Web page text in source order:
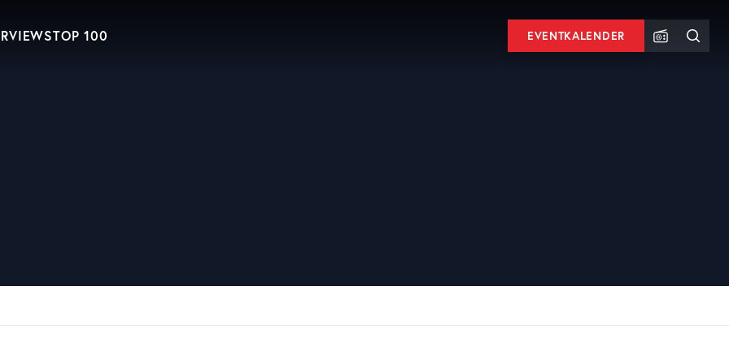
TOP 100 EVENTKALENDER